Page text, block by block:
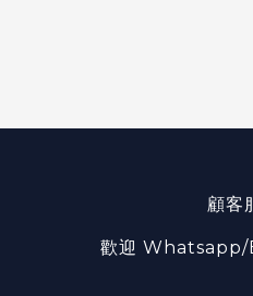
顧客
歡迎 Whatsapp/